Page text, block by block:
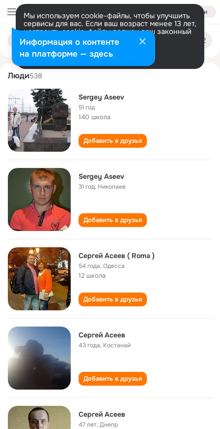
Войти
Мы используем cookie-файлы, чтобы улучшить
сервисы для вас. Если ваш возраст менее 13 лет,
настроить cookie-файлы должен ваш законный
представитель. Больше информации
Разрешить все Настроить
Поиск
людям
sergey aseev
Люди538
Sergey Aseev
51 год
140 школа
Добавить в друзья
Sergey Aseev
31 год, Николаев
Добавить в друзья
Сергей Асеев ( Roma )
54 года,Одесса
12 школа
Добавить в друзья
Сергей Асеев
43 года, Костанай
Добавить в друзья
Сергей Асеев
47 лет,Днепр
Информация о контенте
на платформе — здесь